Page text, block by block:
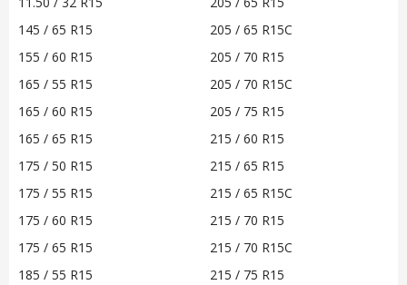
145 / 65 R15
155 / 60 R15
165 / 55 R15
165 / 60 R15
165 / 65 R15
175 / 50 R15
175 / 55 R15
175 / 60 R15
175 / 65 R15
185 / 55 R15
205 / 65 R15C
205 / 70 R15
205 / 70 R15C
205 / 75 R15
215 / 60 R15
215 / 65 R15
215 / 65 R15C
215 / 70 R15
215 / 70 R15C
215 / 75 R15